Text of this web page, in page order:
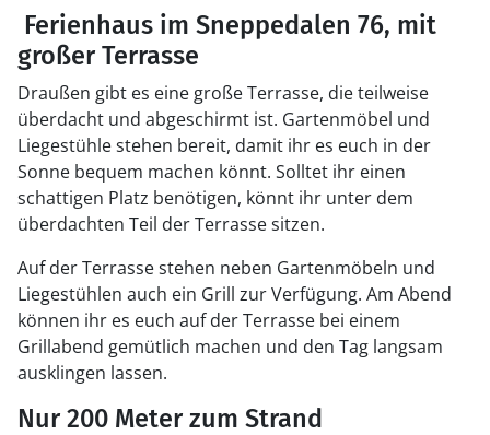
Ferienhaus im Sneppedalen 76, mit
großer Terrasse
Draußen gibt es eine große Terrasse, die teilweise
überdacht und abgeschirmt ist. Gartenmöbel und
Liegestühle stehen bereit, damit ihr es euch in der
Sonne bequem machen könnt. Solltet ihr einen
schattigen Platz benötigen, könnt ihr unter dem
überdachten Teil der Terrasse sitzen.
Auf der Terrasse stehen neben Gartenmöbeln und
Liegestühlen auch ein Grill zur Verfügung. Am Abend
können ihr es euch auf der Terrasse bei einem
Grillabend gemütlich machen und den Tag langsam
ausklingen lassen.
Nur 200 Meter zum Strand